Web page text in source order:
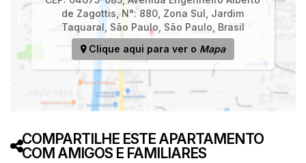
de Zagottis,N°:880 Zona Sul Jardim
Taquaral São Paulo São Paulo Brasil
Clique aqui para ver o Mapa
COMPARTILHE ESTE APARTAMENTO
COM AMIGOS E FAMILIARES